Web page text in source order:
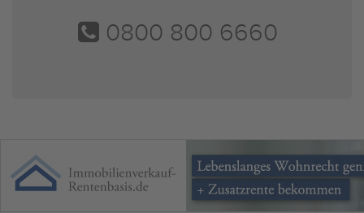
0800 800 6660